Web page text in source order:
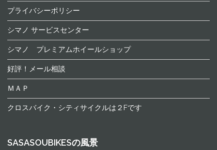
プライバシーポリシー
シマノ サービスセンター
シマノ プレミアムホイールショップ
好評！メール相談
ＭＡＰ
クロスバイク・シティサイクルは２Fです
SASASOUBIKESの風景